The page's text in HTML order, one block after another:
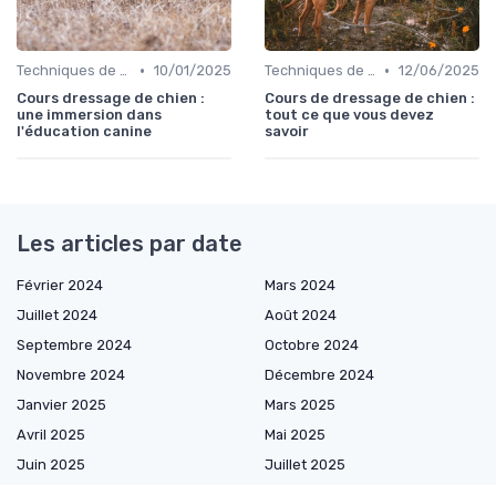
Techniques de base • 10/01/2025
Cours dressage de chien :
une immersion dans
l'éducation canine
Techniques de base • 12/06/2025
Cours de dressage de chien :
tout ce que vous devez
savoir
Les articles par date
Février 2024
Mars 2024
Juillet 2024
Août 2024
Septembre 2024
Octobre 2024
Novembre 2024
Décembre 2024
Janvier 2025
Mars 2025
Avril 2025
Mai 2025
Juin 2025
Juillet 2025